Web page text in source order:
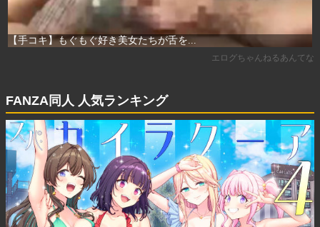
FANZA同人 人気ランキング